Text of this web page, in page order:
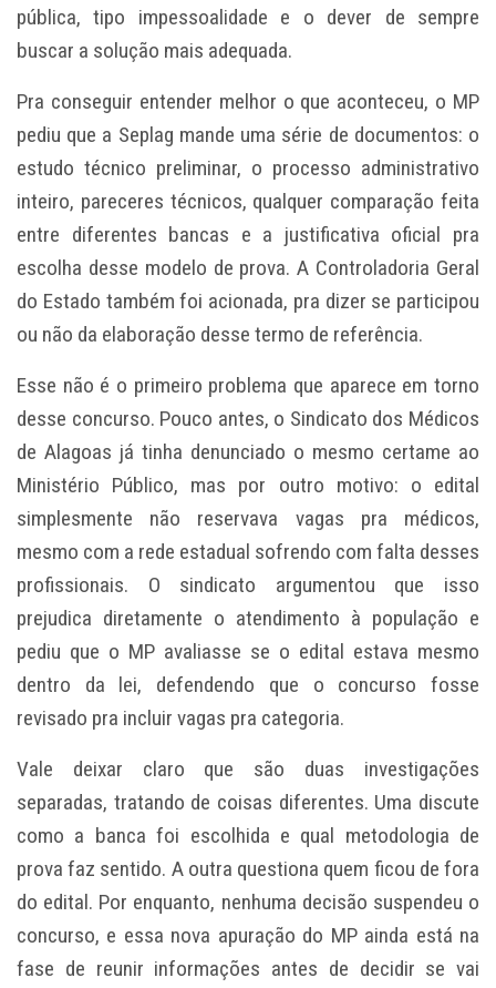
pública, tipo impessoalidade e o dever de sempre
buscar a solução mais adequada.
Pra conseguir entender melhor o que aconteceu, o MP
pediu que a Seplag mande uma série de documentos: o
estudo técnico preliminar, o processo administrativo
inteiro, pareceres técnicos, qualquer comparação feita
entre diferentes bancas e a justificativa oficial pra
escolha desse modelo de prova. A Controladoria Geral
do Estado também foi acionada, pra dizer se participou
ou não da elaboração desse termo de referência.
Esse não é o primeiro problema que aparece em torno
desse concurso. Pouco antes, o Sindicato dos Médicos
de Alagoas já tinha denunciado o mesmo certame ao
Ministério Público, mas por outro motivo: o edital
simplesmente não reservava vagas pra médicos,
mesmo com a rede estadual sofrendo com falta desses
profissionais. O sindicato argumentou que isso
prejudica diretamente o atendimento à população e
pediu que o MP avaliasse se o edital estava mesmo
dentro da lei, defendendo que o concurso fosse
revisado pra incluir vagas pra categoria.
Vale deixar claro que são duas investigações
separadas, tratando de coisas diferentes. Uma discute
como a banca foi escolhida e qual metodologia de
prova faz sentido. A outra questiona quem ficou de fora
do edital. Por enquanto, nenhuma decisão suspendeu o
concurso, e essa nova apuração do MP ainda está na
fase de reunir informações antes de decidir se vai